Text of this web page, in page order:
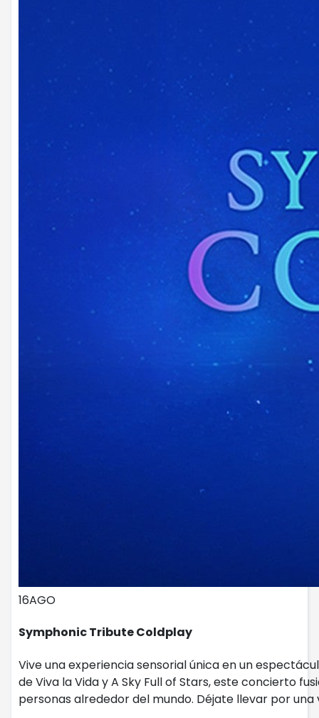
16AGO
Symphonic Tribute Coldplay
Vive una experiencia sensorial única en un
de Viva la Vida y A Sky Full of Stars, este concierto
personas alrededor del mundo. Déjate llevar por